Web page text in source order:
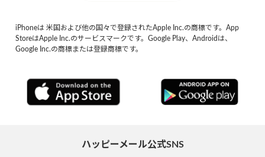
iPhoneは 米国および他の国々で登録されたApple Inc.の商標です。App
StoreはApple Inc.のサービスマークです。Google Play、Androidは、
Google Inc.の商標または登録商標です。
ハッピーメール公式SNS